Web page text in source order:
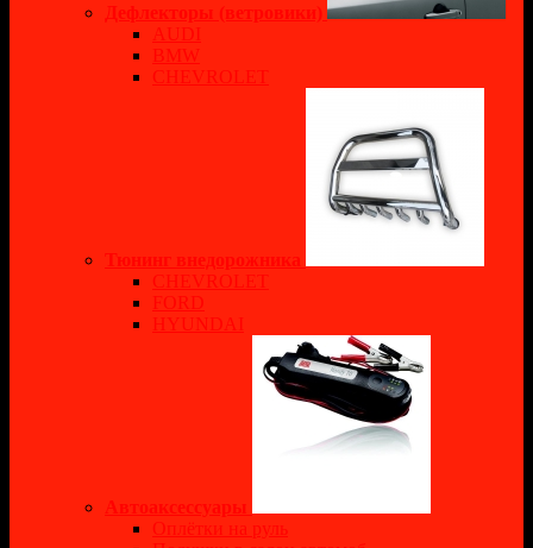
Дефлекторы (ветровики)
AUDI
BMW
CHEVROLET
Тюнинг внедорожника
CHEVROLET
FORD
HYUNDAI
Автоаксессуары
Оплётки на руль